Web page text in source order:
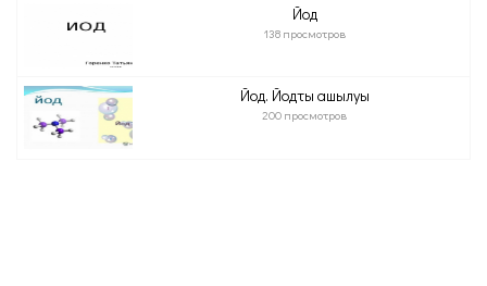
Йод
138 просмотров
Йод. Йодтың ашылуы
200 просмотров